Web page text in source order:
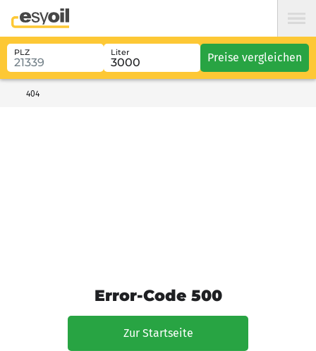
PLZ Liter Preise vergleichen
404
Error-Code 500
Zur Startseite